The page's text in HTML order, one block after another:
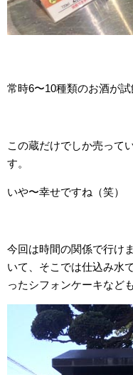
常時6〜10種類のお酒が試
この蔵だけでしか売って
す。
いや〜幸せですね（笑）
今回は時間の関係で行け
いて、そこでは仕込み水
ったシフォンケーキなど